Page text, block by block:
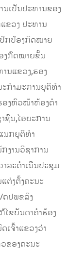
ນເປັນປະທານຂອງ
ຂວງ ປະທານ
ກປ້ອງກົດໝາຍ
ງກົດໝາຍຂັ້ນ
ນແຂວງ,ຮອງ
ກໍາມະການຍຸຕິທໍາ
ງຫົວໜ້າຫ້ອງຕໍາ
ຊົນ,ໄອຍະການ
ນກຍຸຕິທໍາ
ງານວິຊາການ
ລະດໍາເນີນປະຊຸມ
ຕ່ງຕັ້ງຄະນະ
ປພຂລົງ
ໄຂບັນດາຄໍາຮ້ອງ
ເຈົ້າແຂວງວ່າ
ຂອງຄະນະ